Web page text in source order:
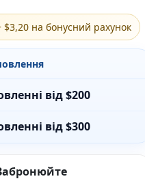
на бонусний рахунок
від $200
від $300